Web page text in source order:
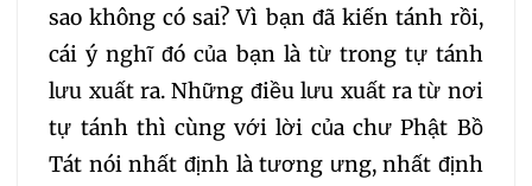
sao không có sai? Vì bạn đã kiến tánh rồi,
cái ý nghĩ đó của bạn là từ trong tự tánh
lưu xuất ra. Những điều lưu xuất ra từ nơi
tự tánh thì cùng với lời của chư Phật Bồ
Tát nói nhất định là tương ưng, nhất định